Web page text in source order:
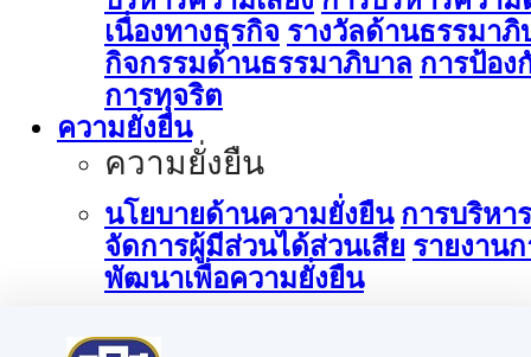
เนื่องทางธุรกิจ รางวัลด้านธรรมาภิ
กิจกรรมด้านธรรมาภิบาล การป้อง
การทุจริต
ความยั่งยืน
ความยั่งยืน
นโยบายด้านความยั่งยืน การบริหาร
จัดการผู้มีส่วนได้ส่วนเสีย รายงานก
พัฒนาเพื่อความยั่งยืน
การบริหารจัดการด้านนวัตกรรม